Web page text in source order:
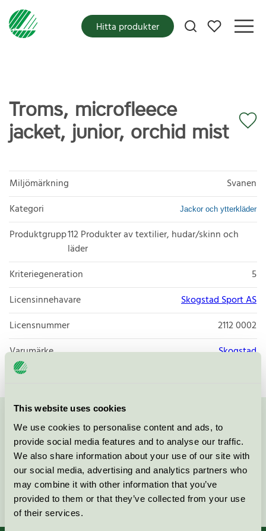
This website uses cookies
We use cookies to personalise content and ads, to
provide social media features and to analyse our traffic.
We also share information about your use of our site with
our social media, advertising and analytics partners who
may combine it with other information that you’ve
provided to them or that they’ve collected from your use
of their services.
Mina favoriter
Hitta produkter
Troms, microfleece
jacket, junior, orchid mist
Miljömärkning
Svanen
Kategori
Jackor och ytterkläder
Produktgrupp112 Produkter av textilier, hudar/skinn och
läder
Kriteriegeneration
5
Licensinnehavare
Skogstad Sport AS
Licensnummer
2112 0002
Varumärke
Skogstad
Kontakta oss på08-55 55 24 00eller via formuläret:
Fortsätt